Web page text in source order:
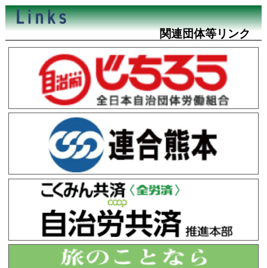
ビ
ゲ
ー
シ
関連団体等リンク